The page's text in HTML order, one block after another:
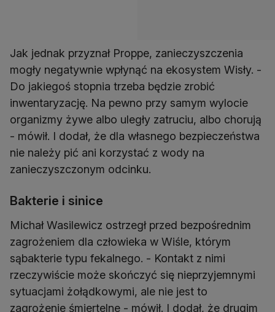
Jak jednak przyznał Proppe, zanieczyszczenia
mogły negatywnie wpłynąć na ekosystem Wisły. -
Do jakiegoś stopnia trzeba będzie zrobić
inwentaryzację. Na pewno przy samym wylocie
organizmy żywe albo uległy zatruciu, albo chorują
- mówił. I dodał, że dla własnego bezpieczeństwa
nie należy pić ani korzystać z wody na
zanieczyszczonym odcinku.
Bakterie i sinice
Michał Wasilewicz ostrzegł przed bezpośrednim
zagrożeniem dla człowieka w Wiśle, którym
sąbakterie typu fekalnego. - Kontakt z nimi
rzeczywiście może skończyć się nieprzyjemnymi
sytuacjami żołądkowymi, ale nie jest to
zagrożenie śmiertelne - mówił. I dodał, że drugim